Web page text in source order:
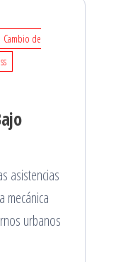
Cambio de
asistencias
mecánica
urbanos